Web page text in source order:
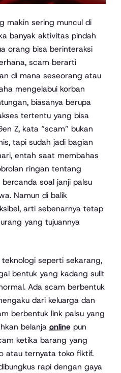
banyak aktivitas pindah
orang bisa berinteraksi
scam berarti
di mana seseorang atau
mengelabui korban
biasanya berupa
tertentu yang bisa
Z, kata “scam” bukan
tapi sudah jadi bagian
entah saat membahas
ringan tentang
soal janji palsu
Namun di balik
arti sebenarnya tetap
yang tujuannya
seperti sekarang,
bentuk yang kadang sulit
Ada scam berbentuk
dari keluarga dan
berbentuk link palsu yang
belanja online pun
ketika barang yang
atau ternyata toko fiktif.
rapi dengan gaya